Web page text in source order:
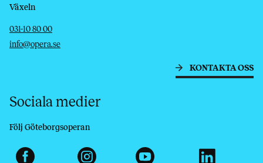
Växeln
Telefon
031-10 80 00
E-post
info@opera.se
KONTAKTA OSS
Sociala medier
Följ Göteborgsoperan